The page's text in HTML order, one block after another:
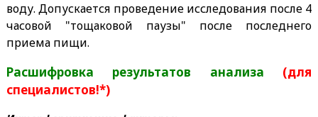
воду. Допускается проведение исследования после 4
часовой "тощаковой паузы" после последнего
приема пищи.
Расшифровка результатов анализа (для
специалистов!*)